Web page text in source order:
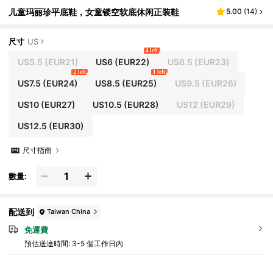
儿童玛丽珍平底鞋，女童镂空软底休闲正装鞋 5.00 (14)
尺寸 US
US5.5 (EUR21) US6 (EUR22)
4 left
US6.5 (EUR23)
US7.5 (EUR24)
2 left
US8.5 (EUR25)
1 left
US9.5 (EUR26)
US10(EUR27) US10.5 (EUR28) US12 (EUR29)
US12.5 (EUR30)
尺寸指南
數量:
配送到 Taiwan China
免運費
預估送達時間: 3-5 個工作日內